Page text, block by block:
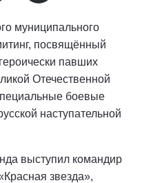
муниципального
посвящённый
павших
Отечественной
боевые
наступательной
выступил командир
звезда»,